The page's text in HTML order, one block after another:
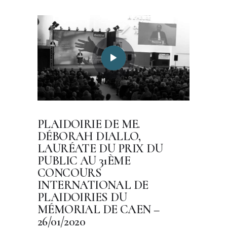
PLAIDOIRIE DE ME.
DÉBORAH DIALLO,
LAURÉATE DU PRIX DU
PUBLIC AU 31ÈME
CONCOURS
INTERNATIONAL DE
PLAIDOIRIES DU
MÉMORIAL DE CAEN –
26/01/2020